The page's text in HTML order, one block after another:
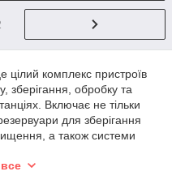
комплекс пристроїв
зберігання, обробку та
Включає не тільки
для зберігання
а також системи